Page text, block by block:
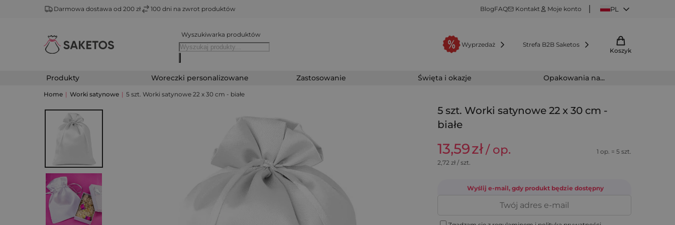
Darmowa dostawa od 200 zł 100 dni na zwrot produktów BlogFAQ Kontakt Moje konto PL
Wyszukiwarka produktów
Wyprzedaż
Strefa B2B Saketos
Koszyk
Produkty Woreczki personalizowane Zastosowanie Święta i okazje Opakowania na...
Home | Worki satynowe | 5 szt. Worki satynowe 22 x 30 cm - białe
5 szt. Worki satynowe 22 x 30 cm -
białe
13,59zł/ op.
1 op. = 5 szt.
2,72zł / szt.
Wyślij e-mail, gdy produkt będzie dostępny